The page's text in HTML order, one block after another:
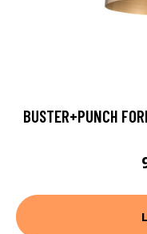
BUSTER+PUNCH